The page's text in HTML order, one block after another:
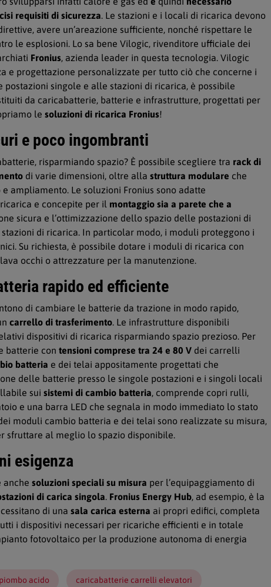
requisiti di sicurezza. Le stazioni e i locali di ricarica devono
avere un’areazione sufficiente, nonché rispettare le
le esplosioni. Lo sa bene Vilogic, rivenditore ufficiale dei
Fronius, azienda leader in questa tecnologia. Vilogic
e progettazione personalizzate per tutto ciò che concerne i
singole e alle stazioni di ricarica, è possibile
da caricabatterie, batterie e infrastrutture, progettati per
le soluzioni di ricarica Fronius!
e poco ingombranti
risparmiando spazio? È possibile scegliere tra rack di
di varie dimensioni, oltre alla struttura modulare che
ampliamento. Le soluzioni Fronius sono adatte
e concepite per il montaggio sia a parete che a
sicura e l’ottimizzazione dello spazio delle postazioni di
di ricarica. In particolar modo, i moduli proteggono i
Su richiesta, è possibile dotare i moduli di ricarica con
occhi o attrezzature per la manutenzione.
rapido ed efficiente
di cambiare le batterie da trazione in modo rapido,
carrello di trasferimento. Le infrastrutture disponibili
dispositivi di ricarica risparmiando spazio prezioso. Per
batterie con tensioni comprese tra 24 e 80 V dei carrelli
batteria e dei telai appositamente progettati che
delle batterie presso le singole postazioni e i singoli locali
sui sistemi di cambio batteria, comprende copri rulli,
e una barra LED che segnala in modo immediato lo stato
moduli cambio batteria e dei telai sono realizzate su misura,
sfruttare al meglio lo spazio disponibile.
esigenza
anche soluzioni speciali su misura per l’equipaggiamento di
di carica singola. Fronius Energy Hub, ad esempio, è la
di una sala carica esterna ai propri edifici, completa
i dispositivi necessari per ricariche efficienti e in totale
fotovoltaico per la produzione autonoma di energia
acido caricabatterie carrelli elevatori